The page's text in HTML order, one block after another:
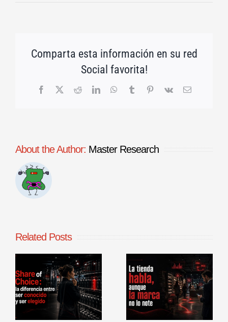
Comparta esta información en su red
Social favorita!
Facebook
X RedditLinkedInWhatsApp
TumblrPinterest
Vk Email
About the Author: Master Research
Related Posts
La tienda
habla, aunque
la marca no lo
note
Benchmarking
de procesos
comerciales en
punto de venta